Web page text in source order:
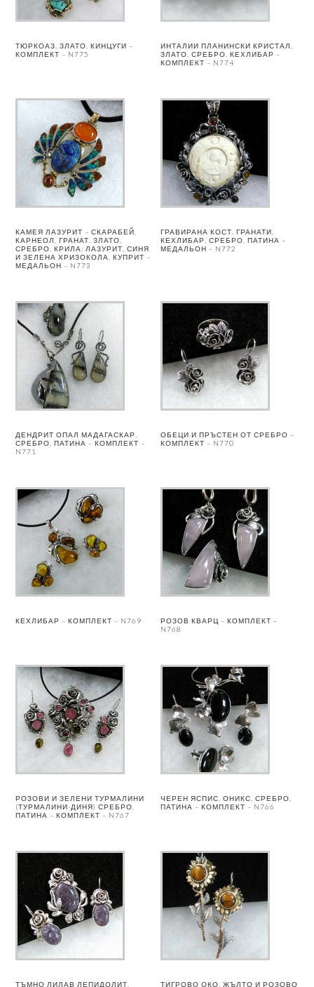
ТЮРКОАЗ, ЗЛАТО, КИНЦУГИ –
КОМПЛЕКТ – N775
ИНТАЛИИ ПЛАНИНСКИ КРИСТАЛ,
ЗЛАТО, СРЕБРО, КЕХЛИБАР –
КОМПЛЕКТ – N774
КАМЕЯ ЛАЗУРИТ – СКАРАБЕЙ,
КАРНЕОЛ, ГРАНАТ, ЗЛАТО,
СРЕБРО. КРИЛА: ЛАЗУРИТ, СИНЯ
И ЗЕЛЕНА ХРИЗОКОЛА, КУПРИТ –
МЕДАЛЬОН – N773
ГРАВИРАНА КОСТ, ГРАНАТИ,
КЕХЛИБАР, СРЕБРО, ПАТИНА –
МЕДАЛЬОН – N772
ДЕНДРИТ ОПАЛ МАДАГАСКАР,
СРЕБРО, ПАТИНА – КОМПЛЕКТ –
N771
ОБЕЦИ И ПРЪСТЕН ОТ СРЕБРО –
КОМПЛЕКТ – N770
КЕХЛИБАР – КОМПЛЕКТ – N769
РОЗОВ КВАРЦ – КОМПЛЕКТ –
N768
РОЗОВИ И ЗЕЛЕНИ ТУРМАЛИНИ
(ТУРМАЛИНИ-ДИНЯ) СРЕБРО,
ПАТИНА – КОМПЛЕКТ – N767
ЧЕРЕН ЯСПИС, ОНИКС, СРЕБРО,
ПАТИНА – КОМПЛЕКТ – N766
ТЪМНО ЛИЛАВ ЛЕПИДОЛИТ,
ТИГРОВО ОКО, ЖЪЛТО И РОЗОВО